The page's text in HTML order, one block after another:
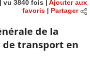
vu 3840 fois | Ajouter aux
favoris| Partager
de la
de transport en